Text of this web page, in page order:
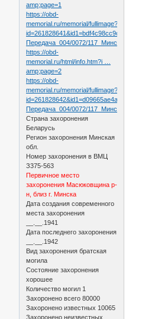
amp;page=1
https://obd-
memorial.ru/memorial/fullimage?
Передача_004/0072/
https://obd-
memorial.ru/html/info.htm?i …
amp;page=2
https://obd-
memorial.ru/memorial/fullimage?
Передача_004/0072/
Страна захоронения
Беларусь
Регион захоронения Минская
обл.
Номер захоронения в ВМЦ
З375-563
Первичное место
захоронения Масюковщина р-
н, близ г. Минска
Дата создания современного
места захоронения
__.__.1941
Дата последнего захоронения
__.__.1942
Вид захоронения братская
могила
Состояние захоронения
хорошее
Количество могил 1
Захоронено всего 80000
Захоронено известных 10065
Захоронено неизвестных